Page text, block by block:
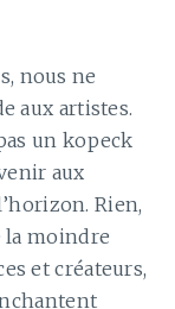
nous ne
aux artistes.
un kopeck
aux
Rien,
la moindre
et créateurs,